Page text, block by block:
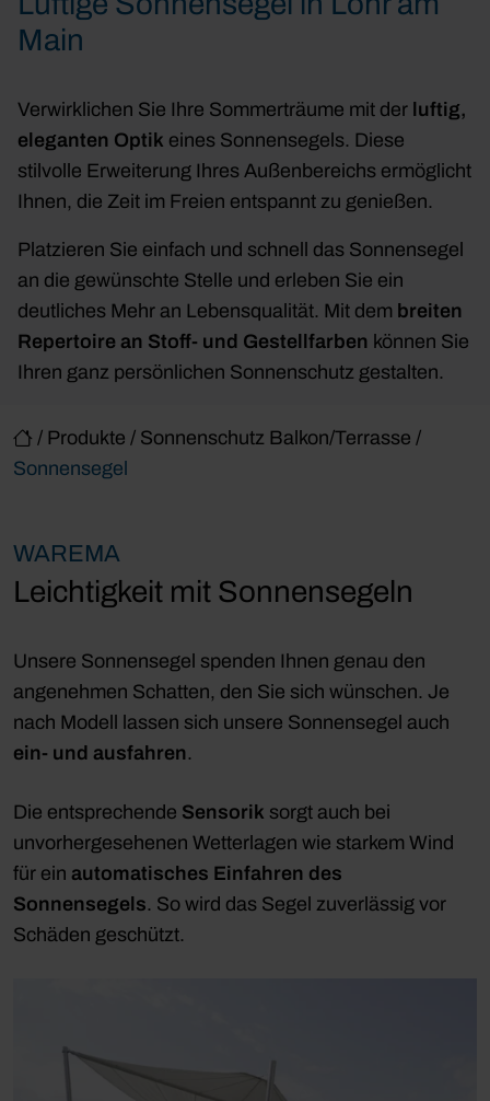
/ Produkte / Sonnenschutz Balkon/Terrasse /
Sonnensegel
Main
Verwirklichen Sie Ihre Sommerträume mit der luftig,
eleganten Optik eines Sonnensegels. Diese
stilvolle Erweiterung Ihres Außenbereichs ermöglicht
Ihnen, die Zeit im Freien entspannt zu genießen.
Platzieren Sie einfach und schnell das Sonnensegel
an die gewünschte Stelle und erleben Sie ein
deutliches Mehr an Lebensqualität. Mit dem breiten
Repertoire an Stoff- und Gestellfarben können Sie
Ihren ganz persönlichen Sonnenschutz gestalten.
WAREMA
Leichtigkeit mit Sonnensegeln
Unsere Sonnensegel spenden Ihnen genau den
angenehmen Schatten, den Sie sich wünschen. Je
nach Modell lassen sich unsere Sonnensegel auch
ein- und ausfahren.
Die entsprechende Sensorik sorgt auch bei
unvorhergesehenen Wetterlagen wie starkem Wind
für ein automatisches Einfahren des
Sonnensegels. So wird das Segel zuverlässig vor
Schäden geschützt.